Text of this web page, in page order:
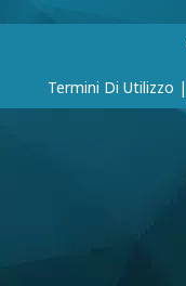
Termini Di Utilizzo |